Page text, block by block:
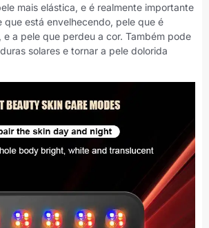
mais elástica, e é realmente importante
que está envelhecendo, pele que é
e a pele que perdeu a cor. Também pode
solares e tornar a pele dolorida